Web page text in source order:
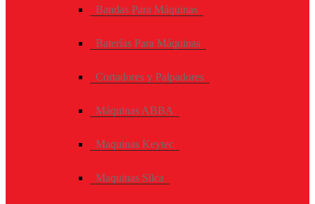
Bandas Para Máquinas
Baterías Para Máquinas
Cortadores y Palpadores
Máquinas ABBA
Maquinas Keytec
Maquinas Silca